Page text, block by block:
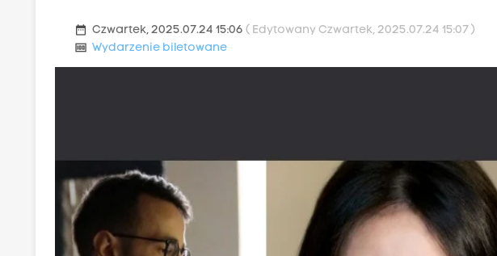
date_range Czwartek, 2025.07.24 15:06( Edytowany Czwartek, 2025.07.24 15:07 )
money Wydarzenie biletowane